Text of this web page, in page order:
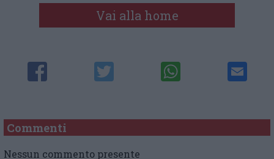
Vai alla home
Commenti
Nessun commento presente